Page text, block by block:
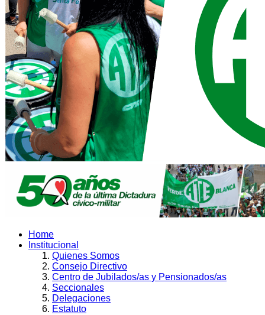
Home
Institucional
Quienes Somos
Consejo Directivo
Centro de Jubilados/as y Pensionados/as
Seccionales
Delegaciones
Estatuto